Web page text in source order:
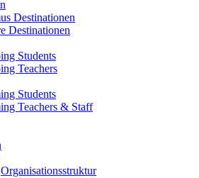
Destinationen
Destinationen
Students
Teachers
Students
Teachers & Staff
Organisationsstruktur